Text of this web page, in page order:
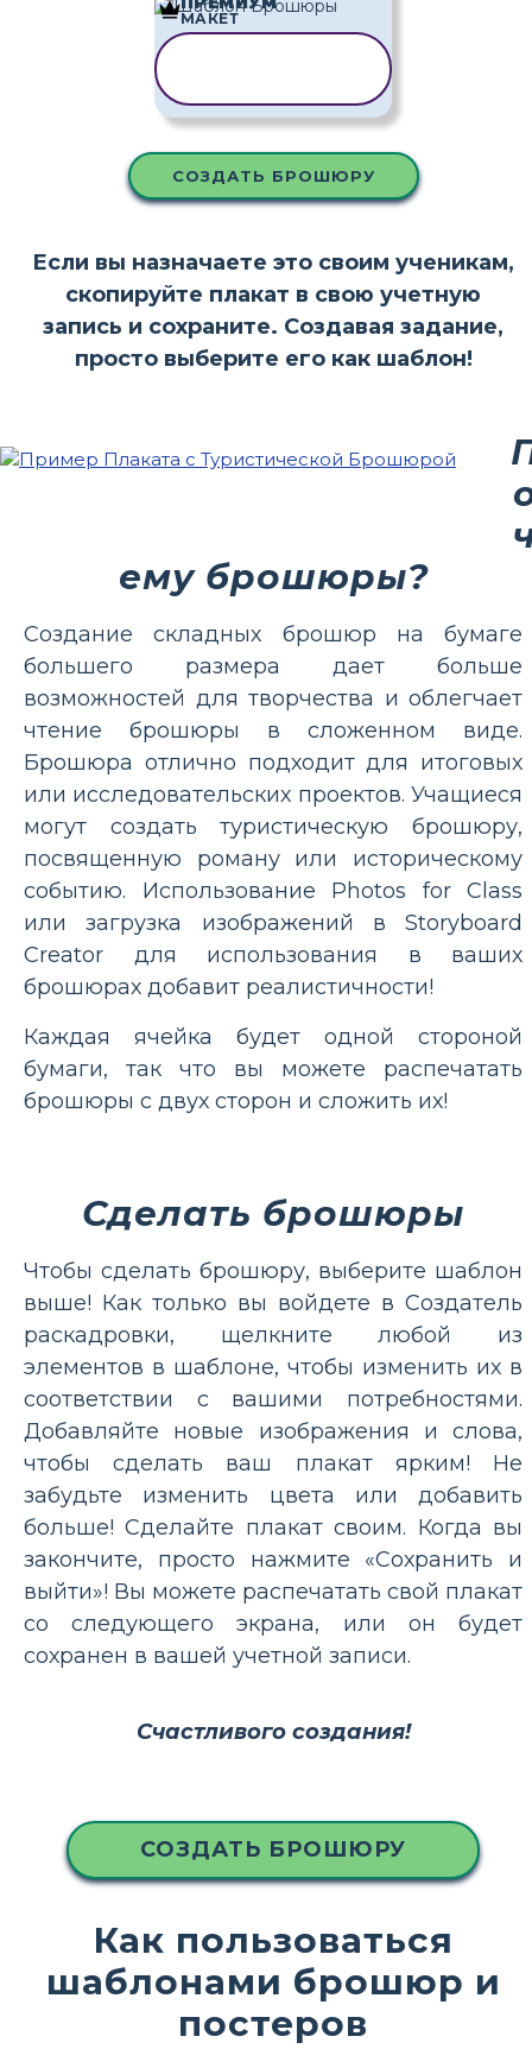
МАКЕТ
СОЗДАТЬ БРОШЮРУ
Если вы назначаете это своим ученикам,
скопируйте плакат в свою учетную
запись и сохраните. Создавая задание,
просто выберите его как шаблон!
ему брошюры?
Создание складных брошюр на бумаге
большего размера дает больше
возможностей для творчества и облегчает
чтение брошюры в сложенном виде.
Брошюра отлично подходит для итоговых
или исследовательских проектов. Учащиеся
могут создать туристическую брошюру,
посвященную роману или историческому
событию. Использование Photos for Class
или загрузка изображений в Storyboard
Creator для использования в ваших
брошюрах добавит реалистичности!
Каждая ячейка будет одной стороной
бумаги, так что вы можете распечатать
брошюры с двух сторон и сложить их!
Сделать брошюры
Чтобы сделать брошюру, выберите шаблон
выше! Как только вы войдете в Создатель
раскадровки, щелкните любой из
элементов в шаблоне, чтобы изменить их в
соответствии с вашими потребностями.
Добавляйте новые изображения и слова,
чтобы сделать ваш плакат ярким! Не
забудьте изменить цвета или добавить
больше! Сделайте плакат своим. Когда вы
закончите, просто нажмите «Сохранить и
выйти»! Вы можете распечатать свой плакат
со следующего экрана, или он будет
сохранен в вашей учетной записи.
Счастливого создания!
СОЗДАТЬ БРОШЮРУ
Как пользоваться
шаблонами брошюр и
постеров